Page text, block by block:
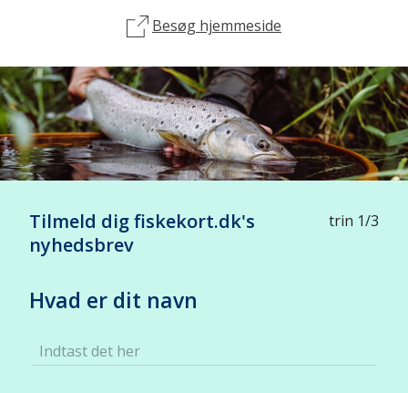
Besøg hjemmeside
Tilmeld dig fiskekort.dk's
nyhedsbrev
trin 1/3
Hvad er dit navn
Indtast det her